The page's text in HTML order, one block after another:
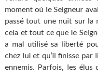
moment où le Seigneur
passé tout une nuit sur la
cela et tout ce que le
a mal utilisé sa liberté
chez lui et qu’il finisse par
ennemis. Parfois, les élus